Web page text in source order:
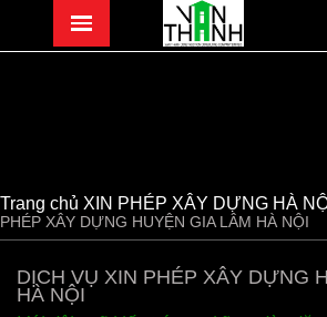
Trang chủ XIN PHÉP XÂY DỰNG HÀ
PHÉP XÂY DỰNG HUYỆN GIA LÂM HÀ NỘI
DỊCH VỤ XIN PHÉP XÂY DỰNG
HÀ NỘI